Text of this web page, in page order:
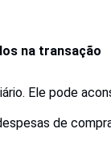
na transação
Ele pode
de